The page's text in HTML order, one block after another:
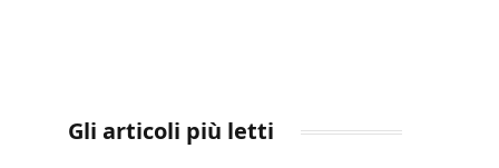
Gli articoli più letti